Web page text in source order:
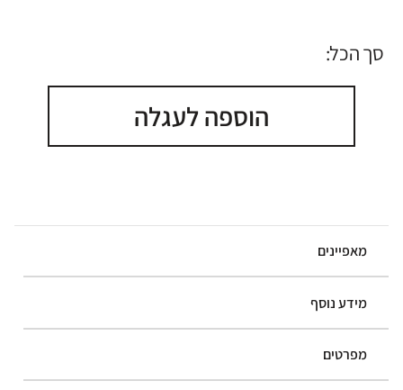
סך הכל:
הוספה לעגלה
מאפיינים
מידע נוסף
מפרטים